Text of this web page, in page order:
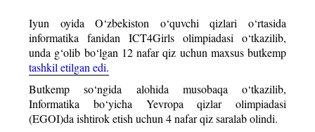
Iyun oyida O‘zbekiston o‘quvchi qizlari o‘rtasida
informatika fanidan ICT4Girls olimpiadasi o‘tkazilib,
unda g‘olib bo‘lgan 12 nafar qiz uchun maxsus butkemp
tashkil etilgan edi.
Butkemp so‘ngida alohida musobaqa o‘tkazilib,
Informatika bo‘yicha Yevropa qizlar olimpiadasi
(EGOI)da ishtirok etish uchun 4 nafar qiz saralab olindi.